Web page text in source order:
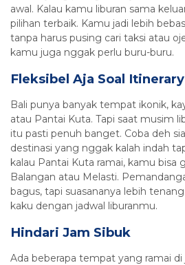
awal. Kalau kamu liburan sama
pilihan terbaik. Kamu jadi lebih
tanpa harus pusing cari taksi atau
kamu juga nggak perlu buru-buru.
Fleksibel Aja Soal Itinerary
Bali punya banyak tempat ikonik,
atau Pantai Kuta. Tapi saat musim
itu pasti penuh banget. Coba deh
destinasi yang nggak kalah indah
kalau Pantai Kuta ramai, kamu bisa
Balangan atau Melasti.
bagus, tapi suasananya lebih
kaku dengan jadwal liburanmu.
Hindari Jam Sibuk
Ada beberapa tempat yang ramai